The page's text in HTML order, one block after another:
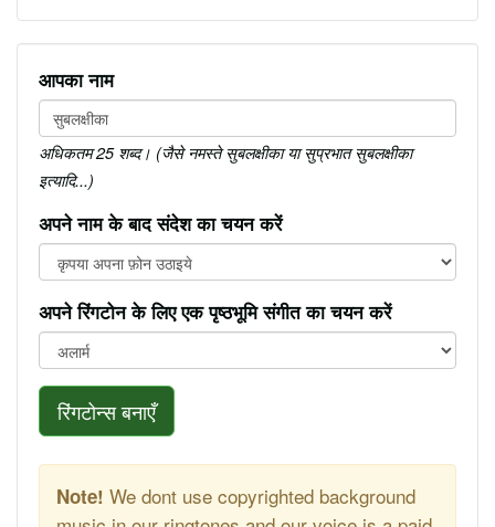
आपका नाम
अधिकतम 25 शब्द। (जैसे नमस्ते सुबलक्षीका या सुप्रभात सुबलक्षीका
इत्यादि...)
अपने नाम के बाद संदेश का चयन करें
अपने रिंगटोन के लिए एक पृष्ठभूमि संगीत का चयन करें
रिंगटोन्स बनाएँ
Note! We dont use copyrighted background